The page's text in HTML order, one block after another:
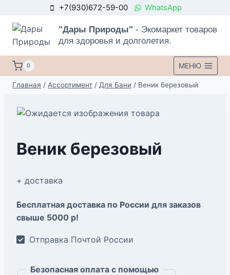
+7(930)672-59-00 WhatsApp
"Дары Природы" - Экомаркет товаров
для здоровья и долголетия.
0 МЕНЮ
Главная / Ассортимент / Для Бани / Веник березовый
Веник березовый
+ доставка
Бесплатная доставка по России для заказов
свыше 5000 р!
Отправка Почтой России
Безопасная оплата с помощью